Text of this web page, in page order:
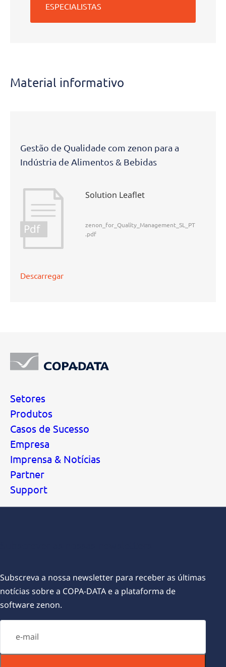
ESPECIALISTAS
Material informativo
Pdf
Gestão de Qualidade com zenon para a
Indústria de Alimentos & Bebidas
Solution Leaflet
zenon_for_Quality_Management_SL_PT
.pdf
Descarregar
Setores
Produtos
Casos de Sucesso
Empresa
Imprensa & Notícias
Partner
Support
Subscreva a nossa newsletter para receber as últimas
notícias sobre a COPA-DATA e a plataforma de
software zenon.